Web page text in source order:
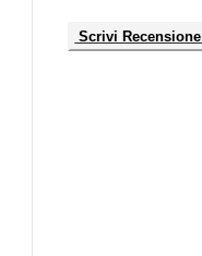
Scrivi Recensione